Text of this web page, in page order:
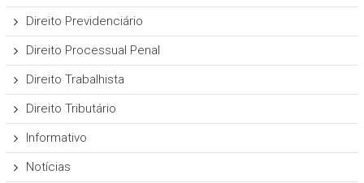
Direito Previdenciário
Direito Processual Penal
Direito Trabalhista
Direito Tributário
Informativo
Notícias